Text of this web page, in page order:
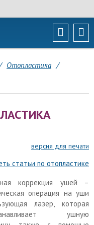
Отопластика /
версия для печати
статьи по отопластике
коррекция ушей –
операция на уши
лазер, которая
ушную